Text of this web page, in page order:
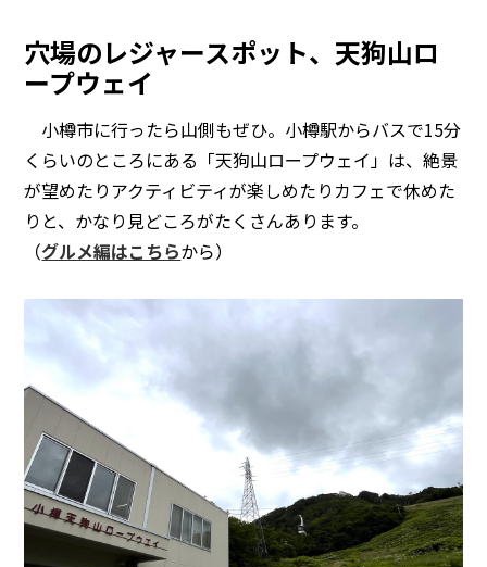
穴場のレジャースポット、天狗山ロ
ープウェイ
小樽市に行ったら山側もぜひ。小樽駅からバスで15分
くらいのところにある「天狗山ロープウェイ」は、絶景
が望めたりアクティビティが楽しめたりカフェで休めた
りと、かなり見どころがたくさんあります。
（グルメ編はこちらから）